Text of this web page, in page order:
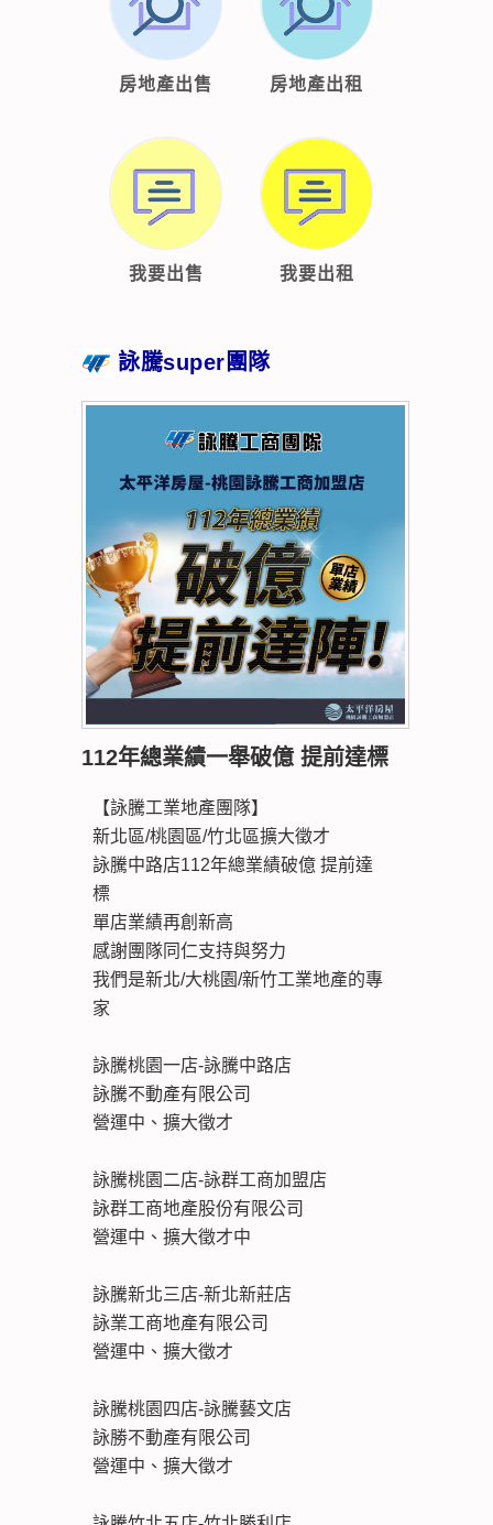
房地產出售 房地產出租
我要出售 我要出租
詠騰super團隊
112年總業績一舉破億 提前達標
【詠騰工業地產團隊】
新北區/桃園區/竹北區擴大徵才
詠騰中路店112年總業績破億 提前達
標
單店業績再創新高
感謝團隊同仁支持與努力
我們是新北/大桃園/新竹工業地產的專
家
詠騰桃園一店-詠騰中路店
詠騰不動產有限公司
營運中、擴大徵才
詠騰桃園二店-詠群工商加盟店
詠群工商地產股份有限公司
營運中、擴大徵才中
詠騰新北三店-新北新莊店
詠業工商地產有限公司
營運中、擴大徵才
詠騰桃園四店-詠騰藝文店
詠勝不動產有限公司
營運中、擴大徵才